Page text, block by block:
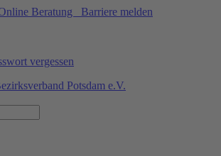
Beratung Barriere melden
vergessen